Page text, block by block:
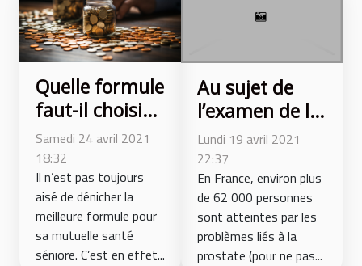
Quelle formule
faut-il choisir
pour sa
mutuelle santé
senior ?
Samedi 24 avril 2021
18:32
Il n’est pas toujours
aisé de dénicher la
meilleure formule pour
sa mutuelle santé
séniore. C’est en effet...
Au sujet de
l’examen de la
prostate : que
retenir ?
Lundi 19 avril 2021
22:37
En France, environ plus
de 62 000 personnes
sont atteintes par les
problèmes liés à la
prostate (pour ne pas...